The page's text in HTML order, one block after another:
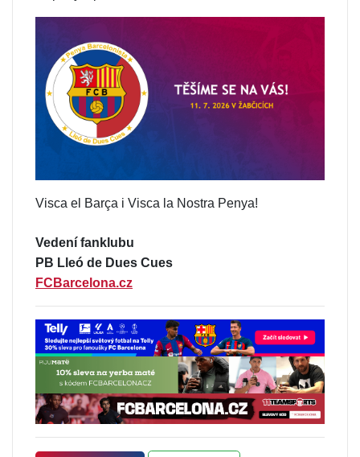
Visca el Barça i Visca la Nostra Penya!
Vedení fanklubu
PB Lleó de Dues Cues
FCBarcelona.cz